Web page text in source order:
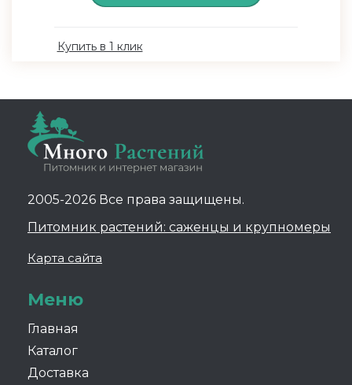
Купить в 1 клик
2005-2026 Все права защищены.
Питомник растений: саженцы и крупномеры
Карта сайта
Меню
Главная
Каталог
Доставка